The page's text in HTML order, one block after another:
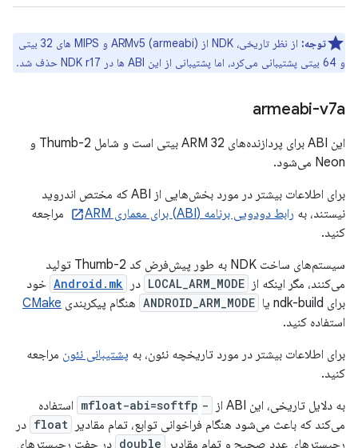
توجه:
از نظر تاریخی، NDK از ARMv5 (armeabi) و MIPS های 32 بیتی
و 64 بیتی پشتیبانی می‌کرد، اما پشتیبانی از این ABI ها در NDK r17 حذف شد.
armeabi-v7a
این ABI برای پردازنده‌های ARM 32 بیتی است و شامل Thumb-2 و
Neon می‌شود.
برای اطلاعات بیشتر در مورد بخش‌هایی از ABI که مختص اندروید
نیستند، به رابط دودویی برنامه (ABI) برای معماری ARM
مراجعه
کنید.
سیستم‌های ساخت NDK به طور پیش‌فرض کد Thumb-2 تولید
می‌کنند، مگر اینکه از LOCAL_ARM_MODE در Android.mk خود
برای ndk-build یا
ANDROID_ARM_MODE هنگام پیکربندی CMake
استفاده کنید.
برای اطلاعات بیشتر در مورد تاریخچه نئون، به پشتیبانی نئون مراجعه
کنید.
به دلایل تاریخی، این ABI از
-mfloat-abi=softfp
‎ استفاده
می‌کند که باعث می‌شود هنگام فراخوانی توابع، تمام مقادیر
float در
رجیسترهای عدد صحیح و تمام مقادیر
double در جفت رجیسترهای